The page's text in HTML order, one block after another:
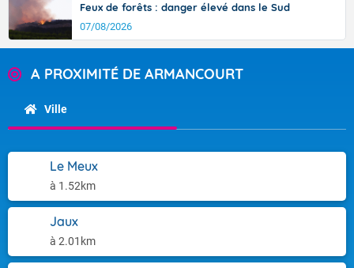
Feux de forêts : danger élevé dans le Sud
07/08/2026
A PROXIMITÉ DE ARMANCOURT
Ville
Le Meux
à 1.52km
Jaux
à 2.01km